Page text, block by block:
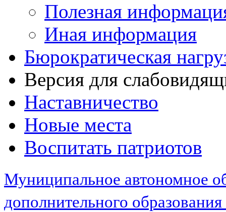
Полезная
Иная информация
Бюрократическая
Версия для
Наставничество
Новые места
Воспитать патриотов
Муниципальное автономное
дополнительного образования